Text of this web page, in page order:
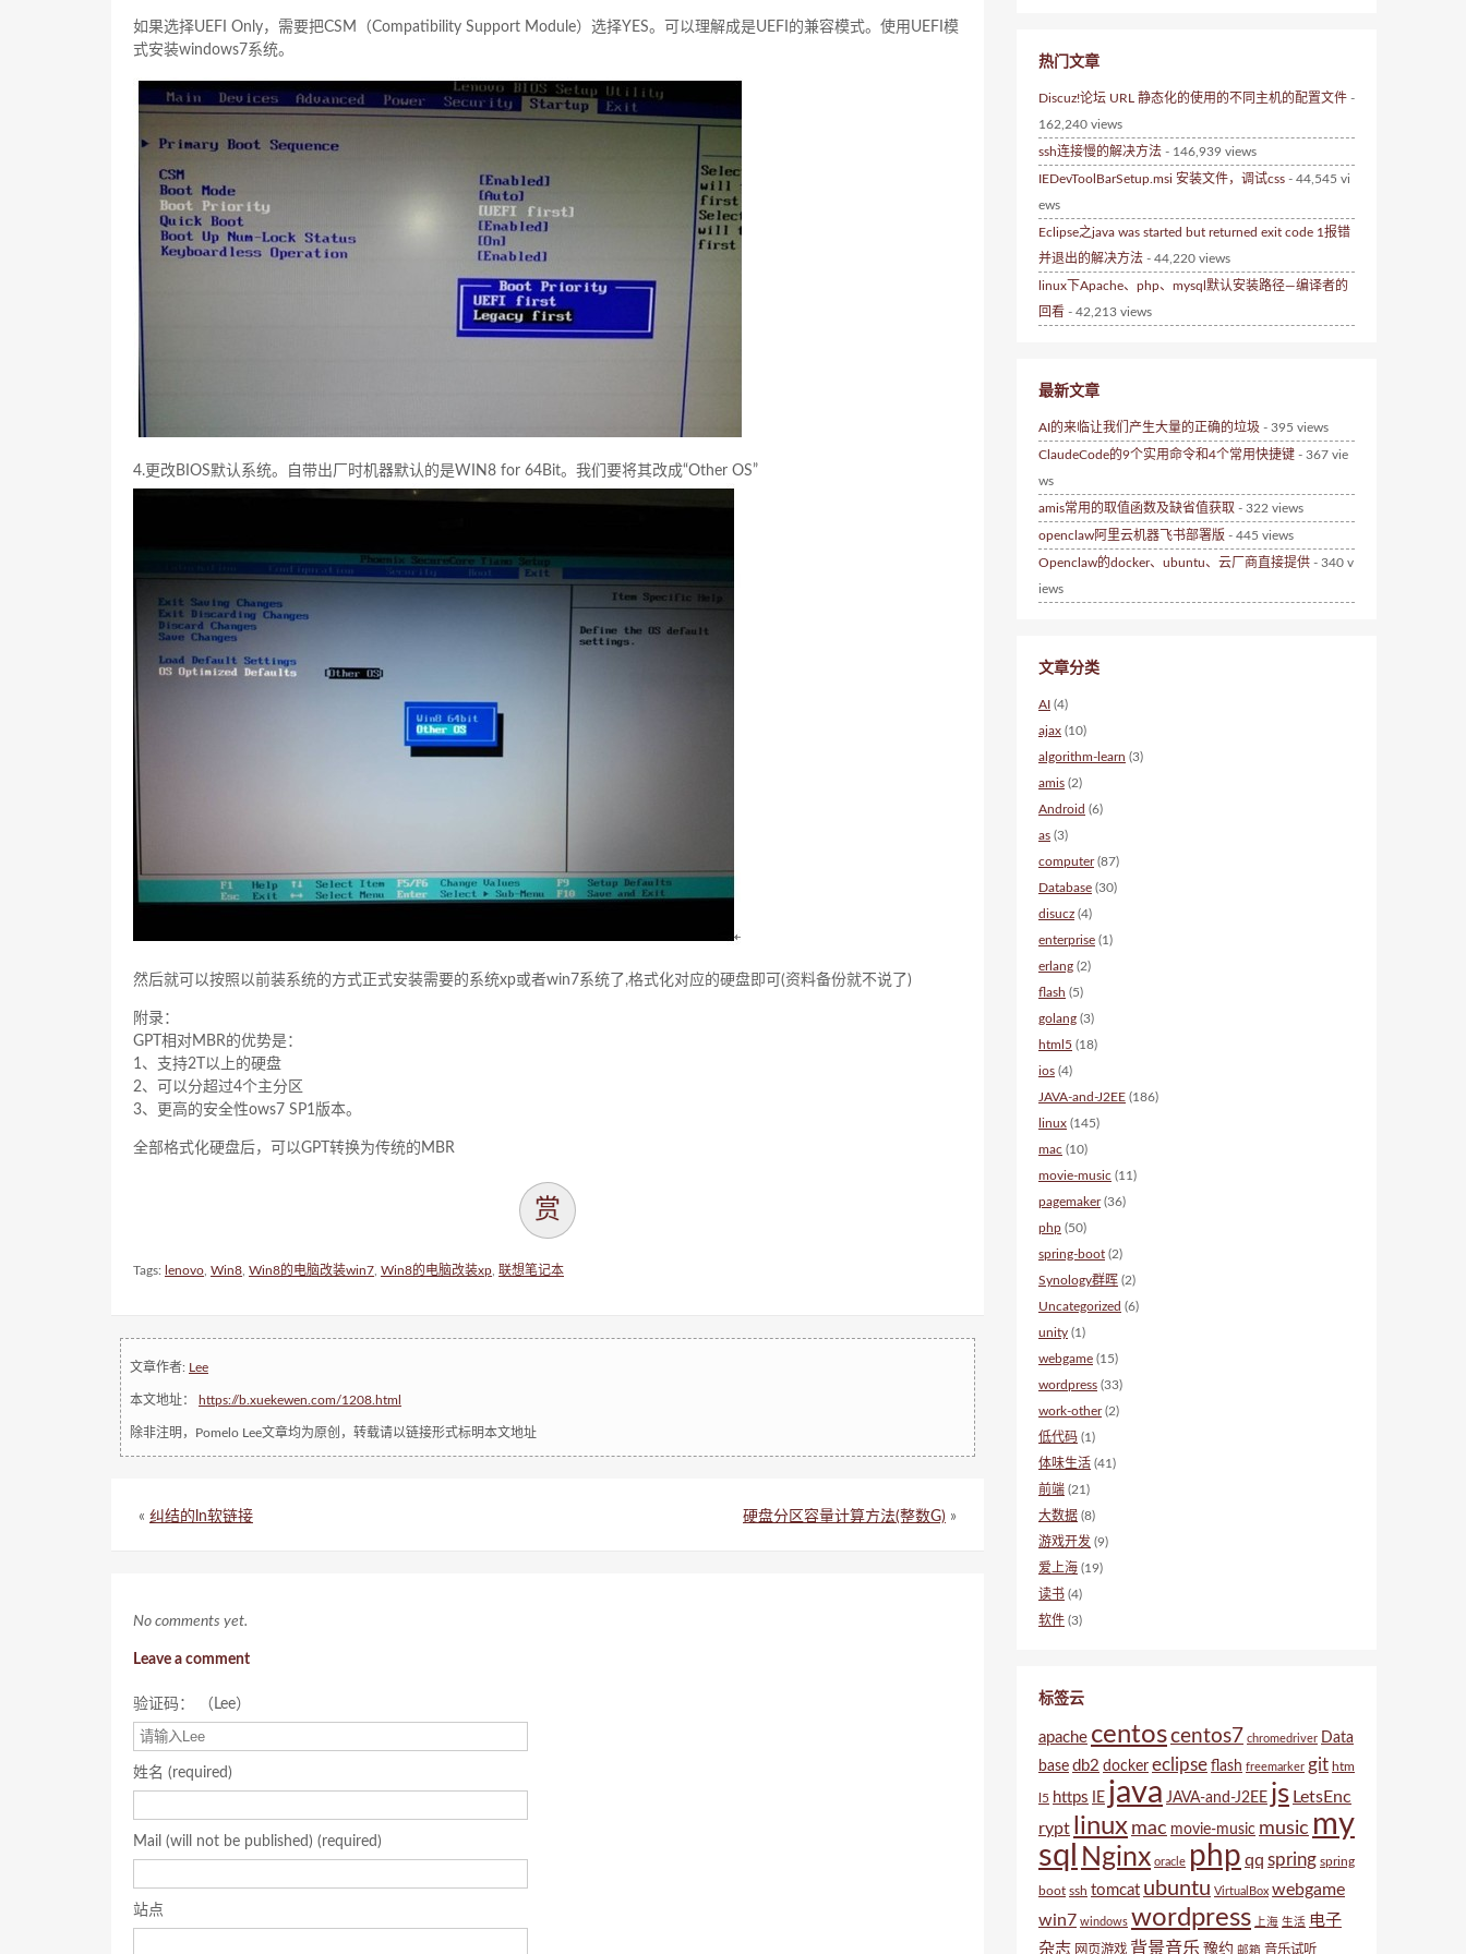
如果选择UEFI Only，需要把CSM（Compatibility Support Module）选择YES。可以理解成是UEFI的兼容模式。使用UEFI模
式安装windows7系统。
4.更改BIOS默认系统。自带出厂时机器默认的是WIN8 for 64Bit。我们要将其改成“Other OS”
然后就可以按照以前装系统的方式正式安装需要的系统xp或者win7系统了,格式化对应的硬盘即可(资料备份就不说了)
附录：
GPT相对MBR的优势是：
1、支持2T以上的硬盘
2、可以分超过4个主分区
3、更高的安全性ows7 SP1版本。
全部格式化硬盘后，可以GPT转换为传统的MBR
赏
Tags: lenovo Win8 Win8的电脑改装win7 Win8的电脑改装xp 联想笔记本
文章作者: Lee
本文地址： https://b.xuekewen.com/1208.html
除非注明，Pomelo Lee文章均为原创，转载请以链接形式标明本文地址
« 纠结的ln软链接 硬盘分区容量计算方法(整数G) »
No comments yet.
Leave a comment
验证码： （Lee）
姓名 (required)
Mail (will not be published) (required)
站点
热门文章
Discuz!论坛 URL 静态化的使用的不同主机的配置文件 -
162,240 views
ssh连接慢的解决方法 - 146,939 views
IEDevToolBarSetup.msi 安装文件，调试css - 44,545 vi
ews
Eclipse之java was started but returned exit code 1报错
并退出的解决方法 - 44,220 views
linux下Apache、php、mysql默认安装路径—编译者的
回看 - 42,213 views
最新文章
AI的来临让我们产生大量的正确的垃圾 - 395 views
ClaudeCode的9个实用命令和4个常用快捷键 - 367 vie
ws
amis常用的取值函数及缺省值获取 - 322 views
openclaw阿里云机器飞书部署版 - 445 views
Openclaw的docker、ubuntu、云厂商直接提供 - 340 v
iews
文章分类
AI (4)
ajax (10)
algorithm-learn (3)
amis (2)
Android (6)
as (3)
computer(87)
Database (30)
disucz (4)
enterprise (1)
erlang (2)
flash (5)
golang (3)
html5 (18)
ios (4)
JAVA-and-J2EE (186)
linux (145)
mac (10)
movie-music (11)
pagemaker(36)
php (50)
spring-boot (2)
Synology群晖 (2)
Uncategorized (6)
unity (1)
webgame (15)
wordpress (33)
work-other(2)
低代码 (1)
体味生活 (41)
前端 (21)
大数据 (8)
游戏开发 (9)
爱上海 (19)
读书 (4)
软件 (3)
标签云
apache centoscentos7 chromedriver Data
base db2 docker eclipse flash freemarker git htm
l5 https IE java JAVA-and-J2EE js LetsEnc
rypt
linux mac movie-music music my
sql Nginx oracle php qq spring spring
boot ssh tomcat ubuntu VirtualBox webgame
win7 windows wordpress 上海 生活 电子
杂志 网页游戏 背景音乐 豫约 邮箱 音乐试听